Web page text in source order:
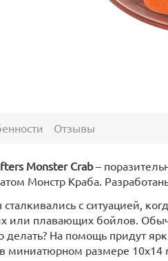
Отзывы
Monster Crab–
Монстр Краба.
с ситуацией,
или плавающих бойлов.
делать? На помощь придут
миниатюрном размере